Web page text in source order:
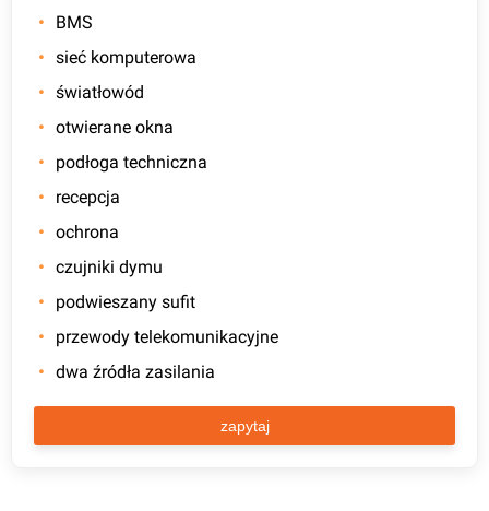
zapytaj
BMS
sieć komputerowa
światłowód
otwierane okna
podłoga techniczna
recepcja
ochrona
czujniki dymu
podwieszany sufit
przewody telekomunikacyjne
dwa źródła zasilania